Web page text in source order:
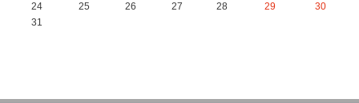
24
25 26 27 28 29
30
31